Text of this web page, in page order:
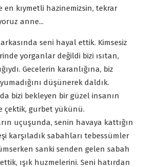
en kıymetli hazinemizsin, tekrar
anne...
seni hayal ettik. Kimsesiz
yorganlar değildi bizi ısıtan,
Gecelerin karanlığına, biz
düşünerek daldık.
bizi bekleyen bir güzel insanın
çektik, gurbet yükünü.
uçuşunda, senin havaya kattığın
karşıladık sabahları tebessümler
sanki senden gelen sabah
ışık huzmelerini. Seni hatırdan